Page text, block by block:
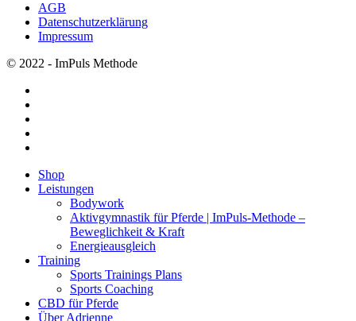
AGB
Datenschutzerklärung
Impressum
© 2022 - ImPuls Methode
Menü
schließen
Shop
Leistungen
Bodywork
Aktivgymnastik für Pferde | ImPuls‑Methode –
Beweglichkeit & Kraft
Energieausgleich
Training
Sports Trainings Plans
Sports Coaching
CBD für Pferde
Über Adrienne